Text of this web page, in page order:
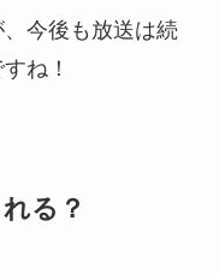
今後も放送は続
ね！
る？